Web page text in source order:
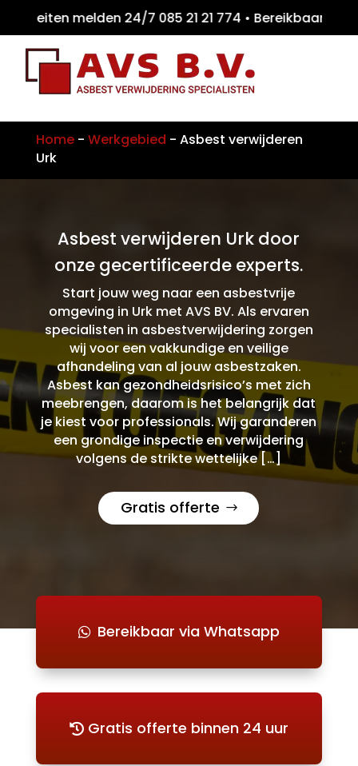
melden 24/7 085 21 21 774 •
Home- Werkgebied - Asbest verwijderen
Urk
Asbest verwijderen Urk door
onze gecertificeerde experts.
Start jouw weg naar een asbestvrije
omgeving in Urk met AVS BV. Als ervaren
specialisten in asbestverwijdering zorgen
wij voor een vakkundige en veilige
afhandeling van al jouw asbestzaken.
Asbest kan gezondheidsrisico’s met zich
meebrengen, daarom is het belangrijk dat
je kiest voor professionals. Wij garanderen
een grondige inspectie en verwijdering
volgens de strikte wettelijke […]
Gratis offerte
Bereikbaar via Whatsapp
Gratis offerte binnen 24 uur